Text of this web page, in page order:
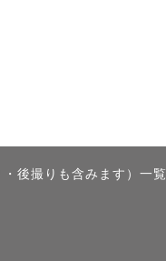
んか？
して
後撮りも含みます）一覧